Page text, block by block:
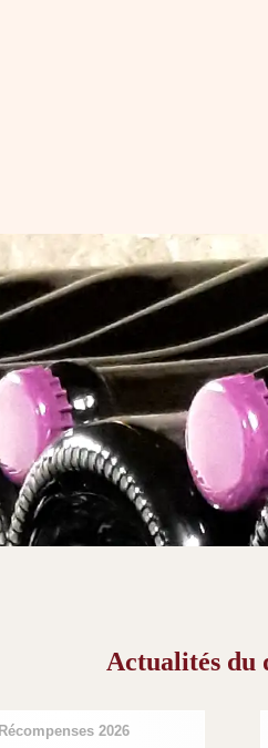
Actualités du
Récompenses 2026